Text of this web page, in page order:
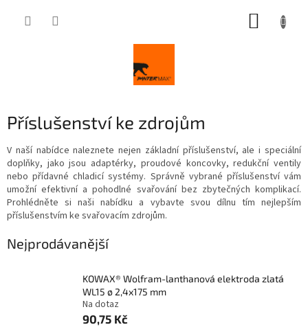
Příslušenství ke zdrojům
V naší nabídce naleznete nejen základní příslušenství, ale i speciální
doplňky, jako jsou adaptérky, proudové koncovky, redukční ventily
nebo přídavné chladicí systémy. Správně vybrané příslušenství vám
umožní efektivní a pohodlné svařování bez zbytečných komplikací.
Prohlédněte si naši nabídku a vybavte svou dílnu tím nejlepším
příslušenstvím ke svařovacím zdrojům.
Nejprodávanější
KOWAX® Wolfram-lanthanová elektroda zlatá
WL15 ø 2,4x175 mm
Na dotaz
90,75 Kč